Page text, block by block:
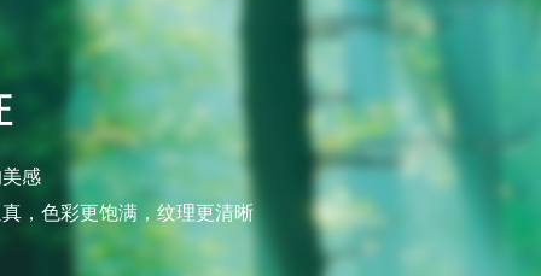
感
，色彩更饱满，纹理更清晰